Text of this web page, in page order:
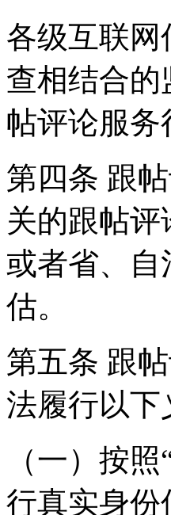
各级互联
查相结合
帖评论服务
第四条 跟
关的跟帖
或者省、自
估。
第五条 跟
法履行以下
（一）按
行真实身份